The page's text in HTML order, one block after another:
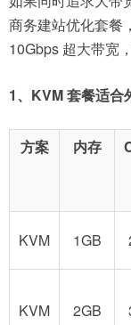
商务建站优化套餐
10Gbps 超大带宽
1、KVM 套餐适合
方案 内存
KVM 1GB
KVM 2GB